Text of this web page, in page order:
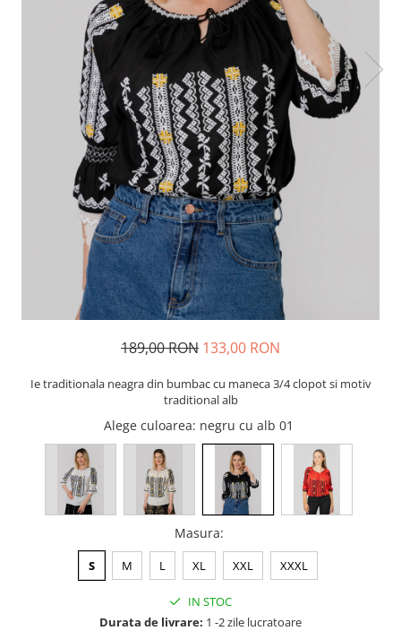
189,00 RON 133,00 RON
Ie traditionala neagra din bumbac cu maneca 3/4 clopot si motiv
traditional alb
Alege culoarea: negru cu alb 01
Masura:
S M L XL XXL XXXL
IN STOC
Durata de livrare: 1 -2 zile lucratoare